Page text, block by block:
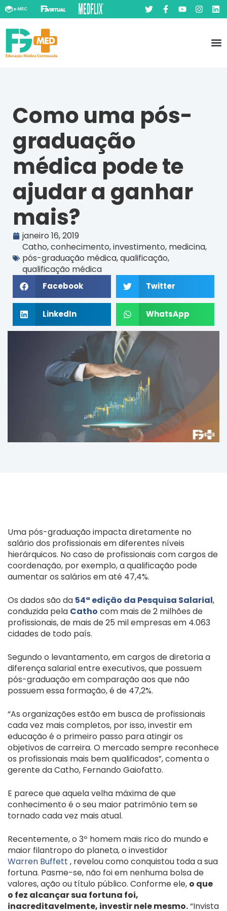
Como uma pós-
graduação
médica pode te
ajudar a ganhar
mais?
janeiro 16, 2019
Catho,conhecimento,investimento, medicina,
pós-graduação médica,qualificação,
qualificação médica
Facebook Twitter
LinkedIn WhatsApp
Uma pós-graduação impacta diretamente no
salário dos profissionais em diferentes níveis
hierárquicos. No caso de profissionais com cargos de
coordenação, por exemplo, a qualificação pode
aumentar os salários em até 47,4%.
Os dados são da 54ª edição da Pesquisa Salarial,
conduzida pela Catho com mais de 2 milhões de
profissionais, de mais de 25 mil empresas em 4.063
cidades de todo país.
Segundo o levantamento, em cargos de diretoria a
diferença salarial entre executivos, que possuem
pós-graduação em comparação aos que não
possuem essa formação, é de 47,2%.
“As organizações estão em busca de profissionais
cada vez mais completos, por isso, investir em
educação é o primeiro passo para atingir os
objetivos de carreira. O mercado sempre reconhece
os profissionais mais bem qualificados”, comenta o
gerente da Catho, Fernando Gaiofatto.
E parece que aquela velha máxima de que
conhecimento é o seu maior patrimônio tem se
tornado cada vez mais atual.
Recentemente, o 3º homem mais rico do mundo e
maior filantropo do planeta, o investidor
Warren Buffett , revelou como conquistou toda a sua
fortuna. Pasme-se, não foi em nenhuma bolsa de
valores, ação ou título público. Conforme ele, o que
o fez alcançar sua fortuna foi,
inacreditavelmente, investir nele mesmo.“Invista